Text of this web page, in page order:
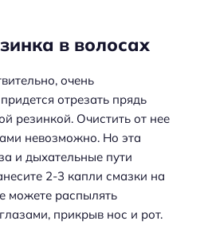
в волосах
очень
отрезать прядь
резинкой. Очистить от нее
невозможно. Но эта
и дыхательные пути
2-3 капли смазки на
можете распылять
прикрыв нос и рот.